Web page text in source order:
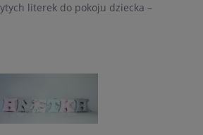
literek do pokoju dziecka –